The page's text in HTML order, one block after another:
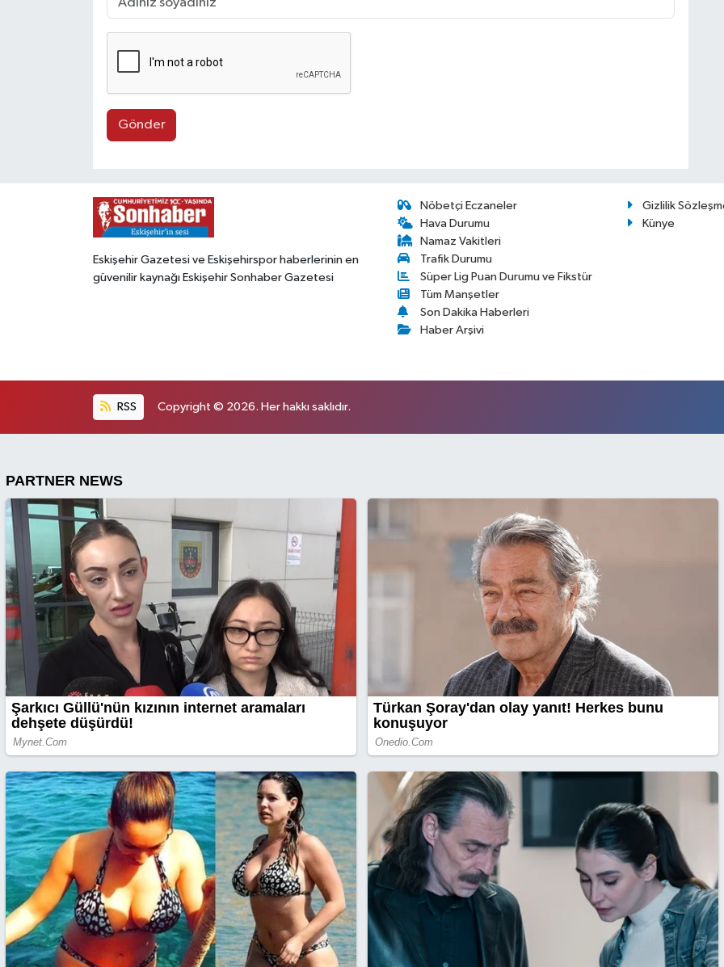
Gönder
Eskişehir Gazetesi ve Eskişehirspor haberlerinin en
güvenilir kaynağı Eskişehir Sonhaber Gazetesi
Nöbetçi Eczaneler
Hava Durumu
Namaz Vakitleri
Trafik Durumu
Süper Lig Puan Durumu ve Fikstür
Tüm Manşetler
Son Dakika Haberleri
Haber Arşivi
Gizlilik
Künye
RSS Copyright © 2026. Her hakkı saklıdır.